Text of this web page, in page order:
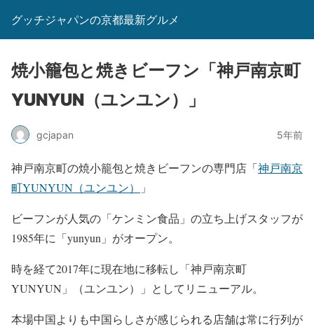
グッチジャパンの京都最新グルメ
焼小籠包と焼きビーフン「神戸南京町
YUNYUN（ユンユン）」
gcjapan 5年前
神戸南京町の焼小籠包と焼きビーフンの専門店「神戸南京
町YUNYUN（ユンユン）
」
ビーフンが人気の「ケンミン食品」の立ち上げスタッフが
1985年に「yunyun」がオープン。
時を経て2017年に現在地に移転し「神戸南京町
YUNYUN」（ユンユン）」としてリニューアル。
本場中国よりも中国らしさが感じられる店舗は常に行列が